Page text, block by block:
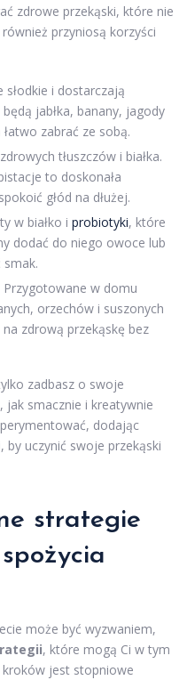
zdrowe przekąski, które nie
przyniosą korzyści
słodkie i dostarczają
jabłka, banany, jagody
zabrać ze sobą.
tłuszczów i białka.
to doskonała
głód na dłużej.
w białko i probiotyki, które
dodać do niego owoce lub
Przygotowane w domu
orzechów i suszonych
zdrową przekąskę bez
zadbasz o swoje
jak smacznie i kreatywnie
dodając
uczynić swoje przekąski
strategie
może być wyzwaniem,
, które mogą Ci w tym
kroków jest stopniowe